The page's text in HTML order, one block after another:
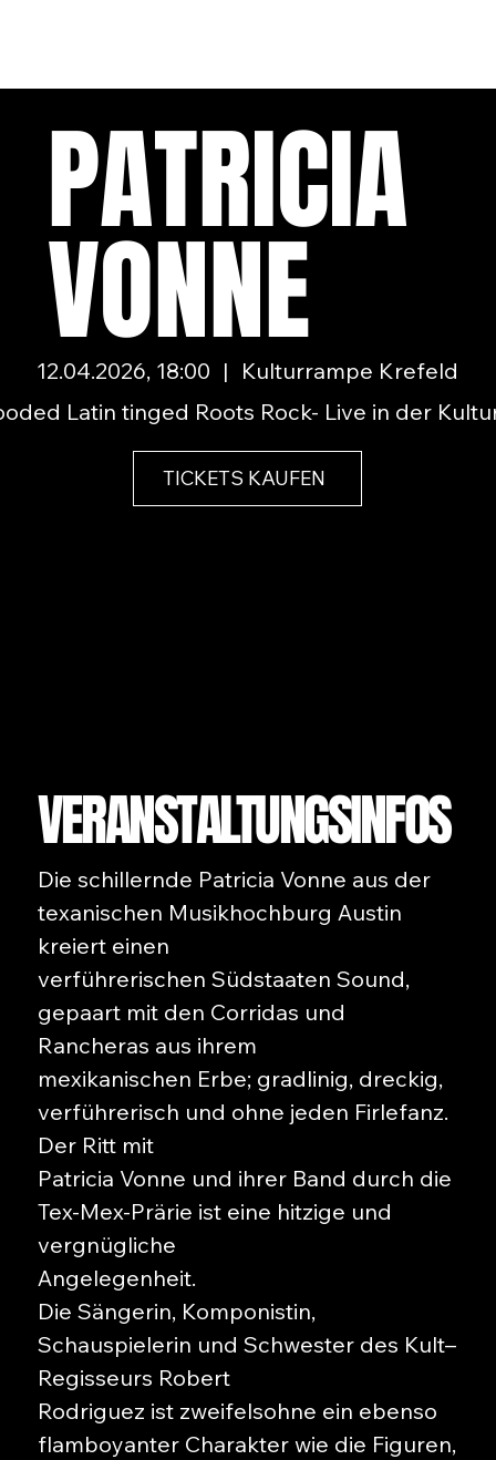
PATRICIA
VONNE
12.04.2026, 18:00 | Kulturrampe Krefeld
Latin tinged Roots Rock- Live in der
TICKETS KAUFEN
VERANSTALTUNGSINFOS
Die schillernde Patricia Vonne aus der
texanischen Musikhochburg Austin
kreiert einen
verführerischen Südstaaten Sound,
gepaart mit den Corridas und
Rancheras aus ihrem
mexikanischen Erbe; gradlinig, dreckig,
verführerisch und ohne jeden Firlefanz.
Der Ritt mit
Patricia Vonne und ihrer Band durch die
Tex-Mex-Prärie ist eine hitzige und
vergnügliche
Angelegenheit.
Die Sängerin, Komponistin,
Schauspielerin und Schwester des Kult–
Regisseurs Robert
Rodriguez ist zweifelsohne ein ebenso
flamboyanter Charakter wie die Figuren,